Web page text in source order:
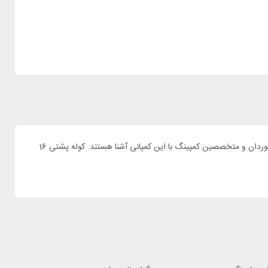
برای سخره نوردی و پیاده روی به یک کوله پشتی سبک و کار آمد نیاز دارید. کمپانی دیوتر سابقه درخشانی در تولید کوله پشتی های حرفه ای دارد و تمام کوهنوردان و متخصصین کمپینگ با این کمپانی آشنا هستند. کوله پشتی 16